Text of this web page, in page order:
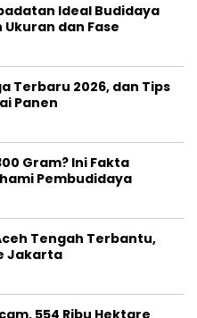
Ideal Budidaya
dan Fase
Terbaru 2026, dan Tips
Panen
Gram? Ini Fakta
Pembudidaya
Tengah Terbantu,
Jakarta
554 Ribu Hektare